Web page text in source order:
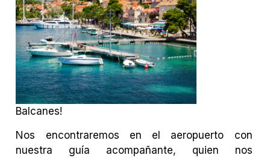
Balcanes!
Nos encontraremos en el aeropuerto con
nuestra guía acompañante, quien nos